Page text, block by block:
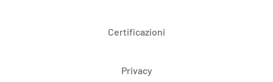
Certificazioni
Privacy